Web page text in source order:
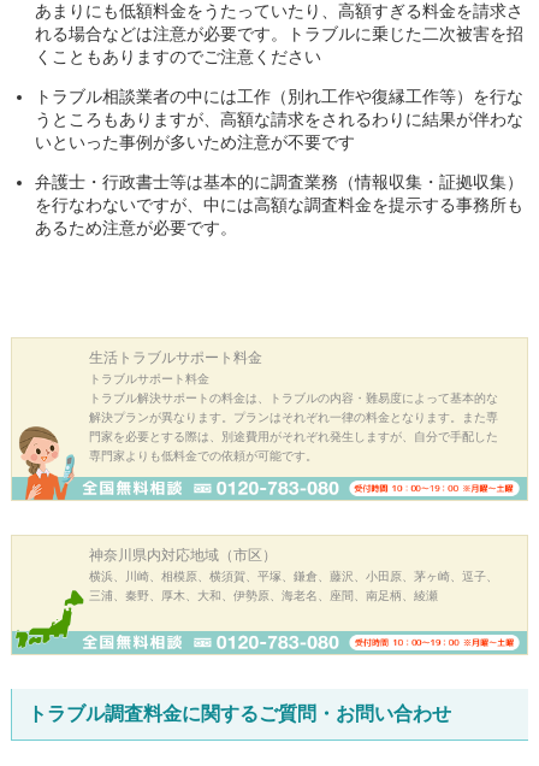
あまりにも低額料金をうたっていたり、高額すぎる料金を請求さ
れる場合などは注意が必要です。トラブルに乗じた二次被害を招
くこともありますのでご注意ください
トラブル相談業者の中には工作（別れ工作や復縁工作等）を行な
うところもありますが、高額な請求をされるわりに結果が伴わな
いといった事例が多いため注意が不要です
弁護士・行政書士等は基本的に調査業務（情報収集・証拠収集）
を行なわないですが、中には高額な調査料金を提示する事務所も
あるため注意が必要です。
生活トラブルサポート料金
トラブルサポート料金
トラブル解決サポートの料金は、トラブルの内容・難易度によって基本的な
解決プランが異なります。プランはそれぞれ一律の料金となります。また専
門家を必要とする際は、別途費用がそれぞれ発生しますが、自分で手配した
専門家よりも低料金での依頼が可能です。
神奈川県内対応地域（市区）
横浜、川崎、相模原、横須賀、平塚、鎌倉、藤沢、小田原、茅ヶ崎、逗子、
三浦、秦野、厚木、大和、伊勢原、海老名、座間、南足柄、綾瀬
トラブル調査料金に関するご質問・お問い合わせ